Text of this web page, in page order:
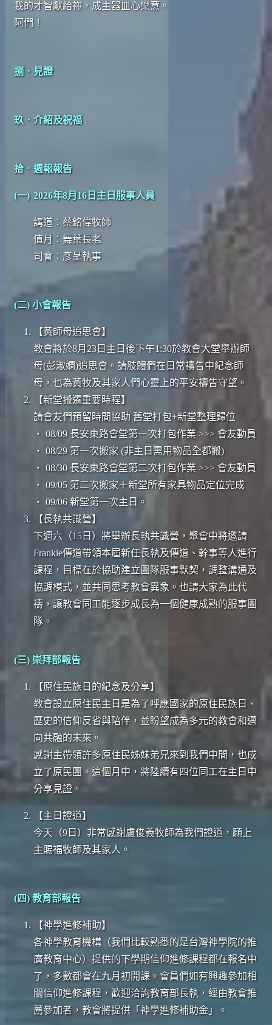
我的才智獻給祢，成主器皿心樂意。
阿們！
捌．見證
玖．介紹及祝福
拾．週報報告
(一) 2026年8月16日主日服事人員
講道：蔡銘偉牧師
值月：舞葉長老
司會：彥呈執事
(二) 小會報告
【黃師母追思會】
教會將於8月23日主日後下午1:30於教會大堂舉辦師
母(彭淑嫻)追思會。請肢體們在日常禱告中紀念師
母，也為黃牧及其家人們心靈上的平安禱告守望。
【新堂搬遷重要時程】
請會友們預留時間協助 舊堂打包+新堂整理歸位
‧ 08/09 長安東路會堂第一次打包作業 >>> 會友動員
‧ 08/29 第一次搬家 (非主日需用物品全都搬)
‧ 08/30 長安東路會堂第二次打包作業 >>> 會友動員
‧ 09/05 第二次搬家＋新堂所有家具物品定位完成
‧ 09/06 新堂第一次主日。
【長執共識營】
下週六（15日）將舉辦長執共識營，聚會中將邀請
Frankie傳道帶領本屆新任長執及傳道、幹事等人進行
課程，目標在於協助建立團隊服事默契，調整溝通及
協調模式，並共同思考教會異象。也請大家為此代
禱，讓教會同工能逐步成長為一個健康成熟的服事團
隊。
(三) 崇拜部報告
【原住民族日的紀念及分享】
教會設立原住民主日是為了呼應國家的原住民族日、
歷史的信仰反省與陪伴，並盼望成為多元的教會和邁
向共融的未來。
感謝主帶領許多原住民姊妹弟兄來到我們中間，也成
立了原民團。這個月中，將陸續有四位同工在主日中
分享見證。
【主日證道】
今天（9日）非常感謝盧俊義牧師為我們證道，願上
主賜福牧師及其家人。
(四) 教育部報告
【神學進修補助】
各神學教育機構（我們比較熟悉的是台灣神學院的推
廣教育中心）提供的下學期信仰進修課程都在報名中
了，多數都會在九月初開課。會員們如有興趣參加相
關信仰進修課程，歡迎洽詢教育部長執，經由教會推
薦參加者，教會將提供「神學進修補助金」。